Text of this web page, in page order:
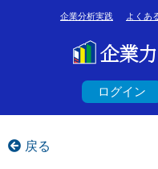
企業分析実践 よくあ
企業
ログイン
戻る